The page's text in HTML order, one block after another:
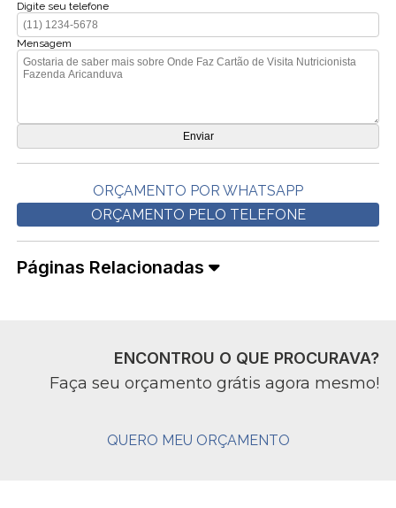
Digite seu telefone
Mensagem
ORÇAMENTO POR WHATSAPP
ORÇAMENTO PELO TELEFONE
Páginas Relacionadas
ENCONTROU O QUE PROCURAVA?
Faça seu orçamento grátis agora mesmo!
QUERO MEU ORÇAMENTO